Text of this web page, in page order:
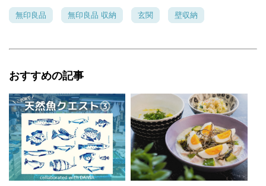
無印良品 無印良品 収納 玄関 壁収納
おすすめの記事